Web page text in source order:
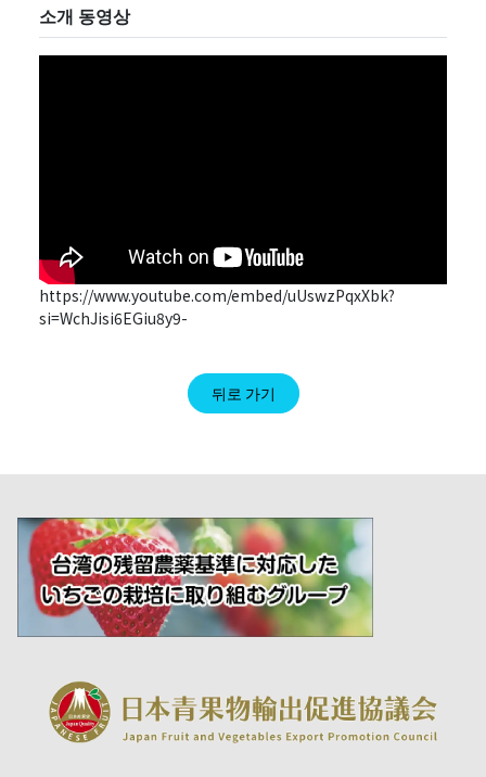
소개 동영상
https://www.youtube.com/embed/uUswzPqxXbk?
si=WchJisi6EGiu8y9-
뒤로 가기